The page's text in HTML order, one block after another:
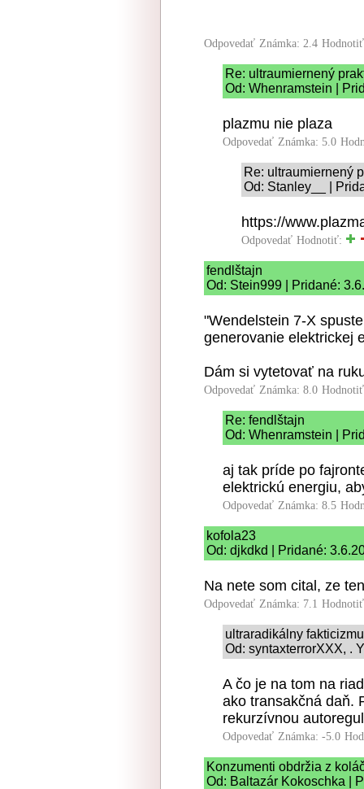
Odpovedať Známka: 2.4
Re: ultraumiernený
Od: Whenramstein |
plazmu nie plaza
Odpovedať Známka: 5.0
Re: ultraumiernený
Od: Stanley__ |
https://
Odpovedať Hodnotiť:
fendlštajn
Od: Stein999 | Pridané:
"Wendelstein 7-X
generovanie elektrickej
Dám si vytetovať na
Odpovedať Známka: 8.0
Re: fendlštajn
Od: Whenramstein |
aj tak príde po
elektrickú energiu,
Odpovedať Známka: 8.5
kofola23
Od: djkdkd | Pridané:
Na nete som cital, ze
Odpovedať Známka: 7.1
ultraradikálny
Od: syntaxterrorXXX, .
A čo je na tom na
ako transakčná daň.
rekurzívnou
Odpovedať Známka: -5.0
Konzumenti obdržia z
Od: Baltazár Kokoschka |